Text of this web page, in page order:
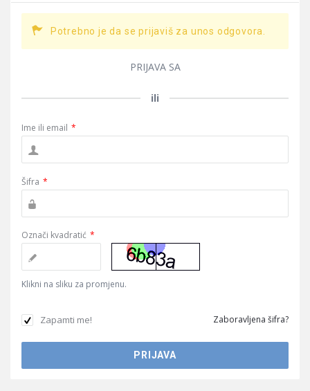
Potrebno je da se prijaviš za unos odgovora.
PRIJAVA SA
ili
Ime ili email *
Šifra *
Označi kvadratić *
Klikni na sliku za promjenu.
Zapamti me! Zaboravljena šifra?